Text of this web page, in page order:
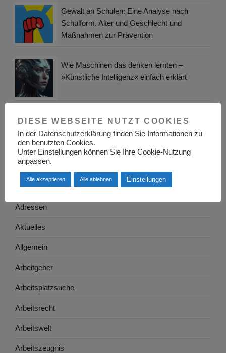
Gewalt an Schulen: Eine Analyse nach
Schulform, Alter und Geschlecht und
Maßnahmen zur Prävention
Wie Maschinen das denken lernten –
»Künstliche Intelligenz« einfach erklärt
Duale Ausbildung – Zuständigkeiten – Bund
(Bundesministerium für Bildung und
Wissenschaft und Fachminister)
KATEGORIEN
Adressen
Aktuelles
Allgemein
Arbeitgeber
Arbeitsplatzsuche
Arbeitsrecht
Arbeitswelt
Arbeitszeugnis
DIESE WEBSEITE NUTZT COOKIES
In der Datenschutzerklärung finden Sie Informationen zu
den benutzten Cookies.
Unter Einstellungen können Sie Ihre Cookie-Nutzung
anpassen.
Alle akzeptieren Alle ablehnen Einstellungen